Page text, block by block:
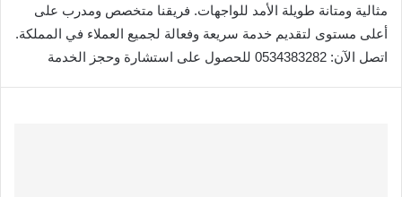
مثالية ومتانة طويلة الأمد للواجهات. فريقنا متخصص ومدرب على
أعلى مستوى لتقديم خدمة سريعة وفعالة لجميع العملاء في المملكة.
اتصل الآن: 0534383282 للحصول على استشارة وحجز الخدمة